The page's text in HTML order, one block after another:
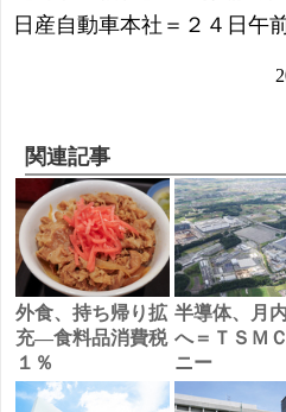
日産自動車本社＝２４日午
関連記事
外食、持ち帰り拡
充―食料品消費税
１％
半導体、月
へ＝ＴＳＭ
ニー